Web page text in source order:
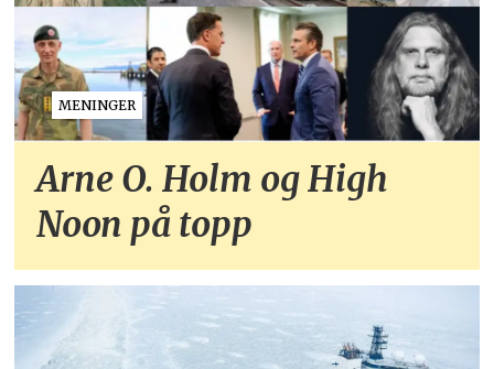
MENINGER
Arne O. Holm og High
Noon på topp